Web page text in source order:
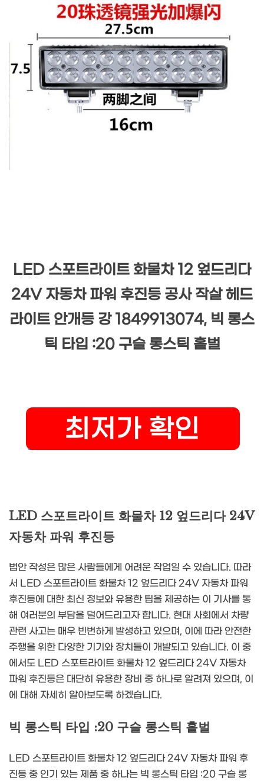
LED 스포트라이트 화물차 12 엎드리다
24V 자동차 파워 후진등 공사 작살 헤드
라이트 안개등 강 1849913074, 빅 롱스
틱 타입 :20 구슬 롱스틱 홑벌
LED 스포트라이트 화물차 12 엎드리다 24V
자동차 파워 후진등
법안 작성은 많은 사람들에게 어려운 작업일 수 있습니다. 따라
서 LED 스포트라이트 화물차 12 엎드리다 24V 자동차 파워
후진등에 대한 최신 정보와 유용한 팁을 제공하는 이 기사를 통
해 여러분의 부담을 덜어드리고자 합니다. 현대 사회에서 차량
관련 사고는 매우 빈번하게 발생하고 있으며, 이에 따라 안전한
주행을 위한 다양한 기기와 장치들이 개발되고 있습니다. 이 중
에서도 LED 스포트라이트 화물차 12 엎드리다 24V 자동차
파워 후진등은 대단히 유용한 장비 중 하나로 알려져 있으며, 이
에 대해 자세히 알아보도록 하겠습니다.
빅 롱스틱 타입 :20 구슬 롱스틱 홑벌
LED 스포트라이트 화물차 12 엎드리다 24V 자동차 파워 후
진등 중 인기 있는 제품 중 하나는 빅 롱스틱 타입 :20 구슬 롱